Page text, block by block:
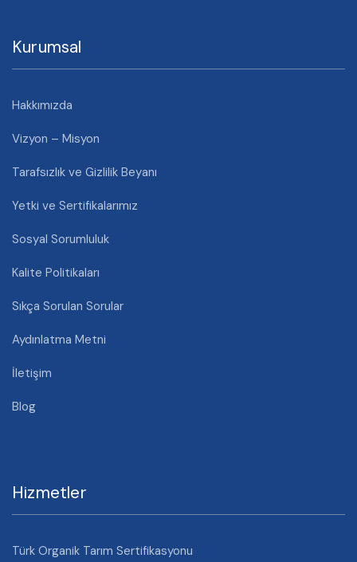
Kurumsal
Hakkımızda
Vizyon – Misyon
Tarafsızlık ve Gizlilik Beyanı
Yetki ve Sertifikalarımız
Sosyal Sorumluluk
Kalite Politikaları
Sıkça Sorulan Sorular
Aydınlatma Metni
İletişim
Blog
Hizmetler
Türk Organik Tarım Sertifikasyonu